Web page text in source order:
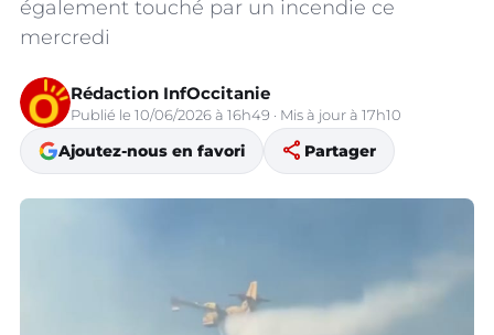
également touché par un incendie ce
mercredi
Rédaction InfOccitanie
Publié le 10/06/2026 à 16h49 · Mis à jour à 17h10
Ajoutez-nous en favori share Partager